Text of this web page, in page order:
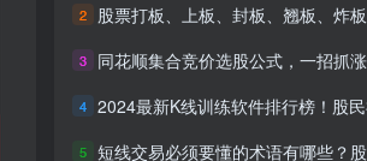
2 股票打板、上板、封板、翘板、炸板是什么意思？炒股你必须懂的
3 同花顺集合竞价选股公式，一招抓涨停让你秒变打板高
4 2024最新K线训练软件排行榜！股民福利，十款专业分析工具全
5 短线交易必须要懂的术语有哪些？股票分时水上、水下是什么